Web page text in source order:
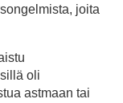
joita
oli
astmaan tai